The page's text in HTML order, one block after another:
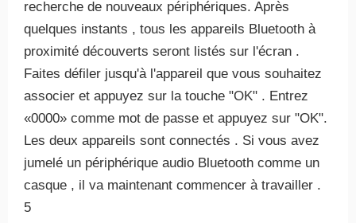
recherche de nouveaux périphériques. Après
quelques instants , tous les appareils Bluetooth à
proximité découverts seront listés sur l'écran .
Faites défiler jusqu'à l'appareil que vous souhaitez
associer et appuyez sur la touche "OK" . Entrez
«0000» comme mot de passe et appuyez sur "OK".
Les deux appareils sont connectés . Si vous avez
jumelé un périphérique audio Bluetooth comme un
casque , il va maintenant commencer à travailler .
5